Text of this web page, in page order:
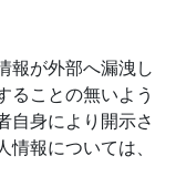
報が外部へ漏洩し
ることの無いよう
自身により開示さ
報については、